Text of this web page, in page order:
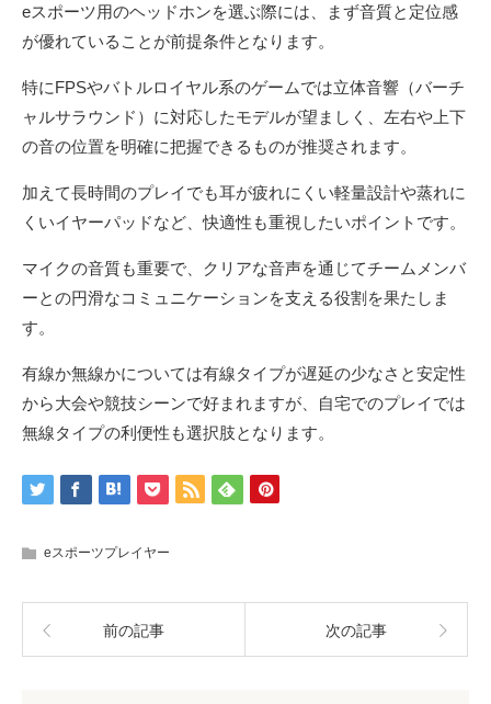
eスポーツ用のヘッドホンを選ぶ際には、まず音質と定位感
が優れていることが前提条件となります。
特にFPSやバトルロイヤル系のゲームでは立体音響（バーチ
ャルサラウンド）に対応したモデルが望ましく、左右や上下
の音の位置を明確に把握できるものが推奨されます。
加えて長時間のプレイでも耳が疲れにくい軽量設計や蒸れに
くいイヤーパッドなど、快適性も重視したいポイントです。
マイクの音質も重要で、クリアな音声を通じてチームメンバ
ーとの円滑なコミュニケーションを支える役割を果たしま
す。
有線か無線かについては有線タイプが遅延の少なさと安定性
から大会や競技シーンで好まれますが、自宅でのプレイでは
無線タイプの利便性も選択肢となります。
eスポーツプレイヤー
前の記事 次の記事